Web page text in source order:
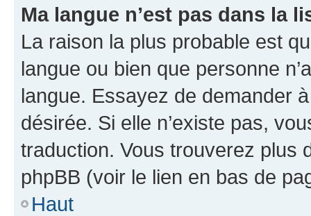
Ma langue n’est pas dans la
La raison la plus probable est
langue ou bien que personne
langue. Essayez de demander
désirée. Si elle n’existe pas,
traduction. Vous trouverez plus
phpBB (voir le lien en bas de
Haut